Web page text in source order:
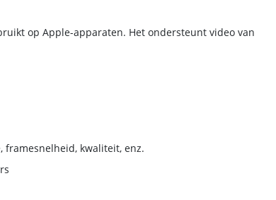
op Apple-apparaten. Het ondersteunt video van
framesnelheid, kwaliteit, enz.